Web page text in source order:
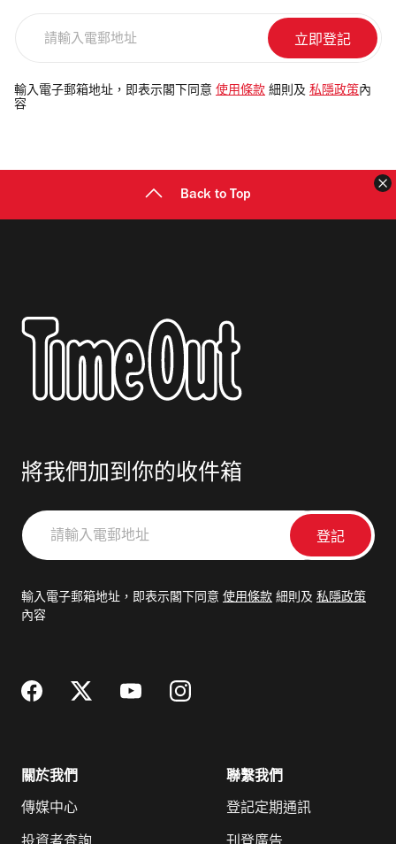
電
郵
輸入電子郵箱地址，即表示閣下同意 使用條款 細則及 私隱政策 內
容
Back to Top
將我們加到你的收件箱
請
輸
郵
輸入電子郵箱地址，即表示閣下同意 使用條款 細則及 私隱政策
內容
關於我們
傳媒中心
聯繫我們
登記定期通訊